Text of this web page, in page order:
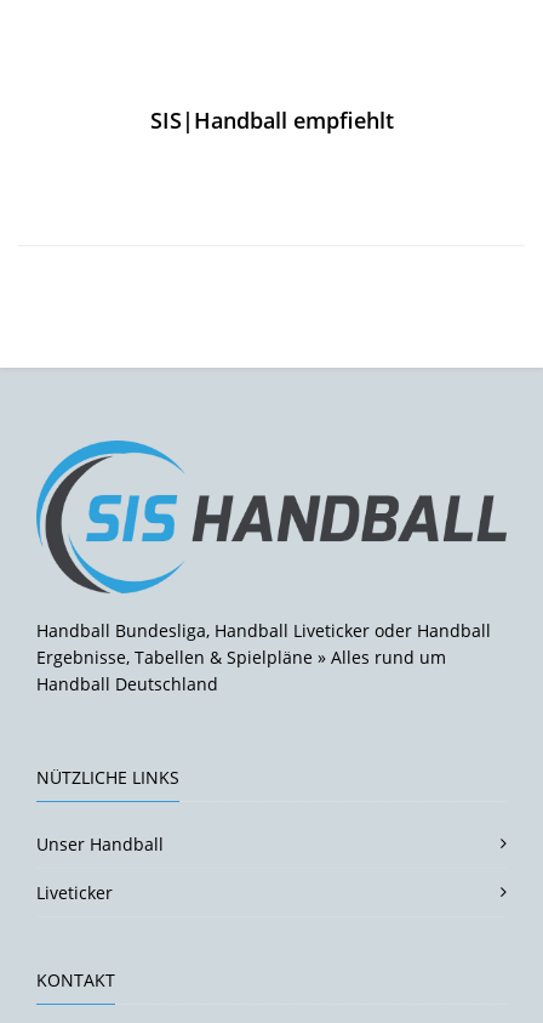
SIS|Handball empfiehlt
Handball Bundesliga, Handball Liveticker oder Handball
Ergebnisse, Tabellen & Spielpläne » Alles rund um
Handball Deutschland
NÜTZLICHE LINKS
Unser Handball
Liveticker
KONTAKT